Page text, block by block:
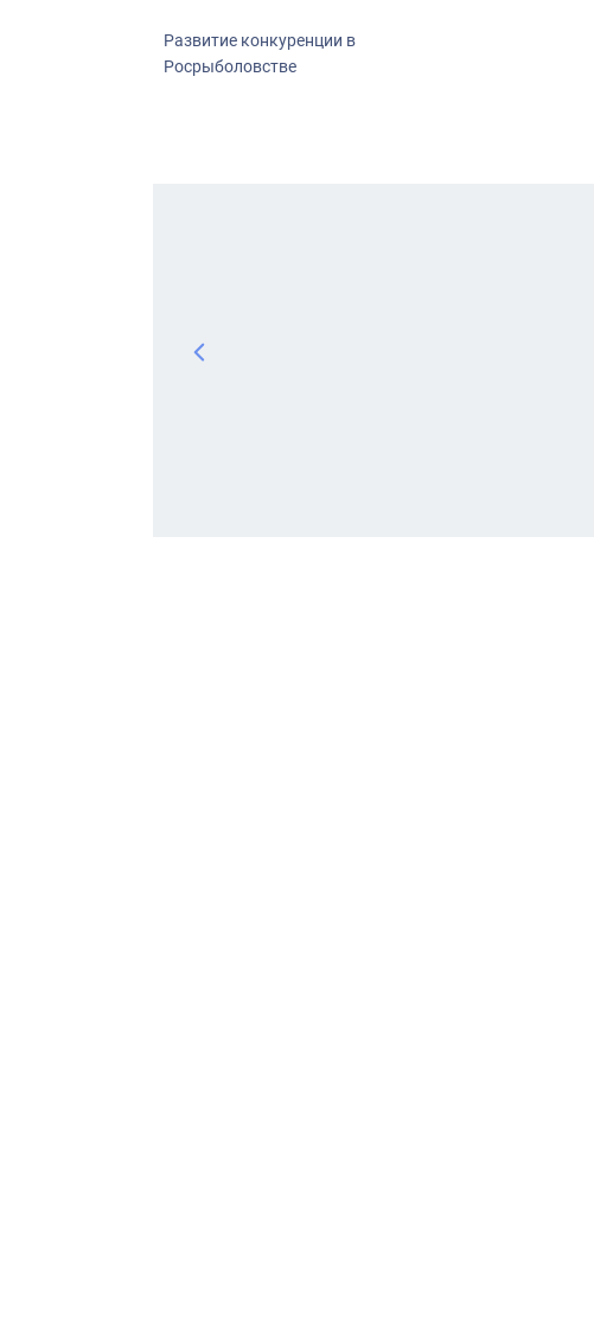
Развитие конкуренции в
Росрыболовстве